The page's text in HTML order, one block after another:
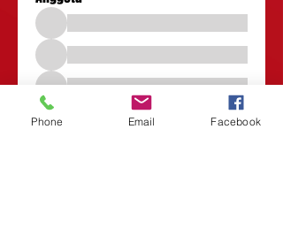
Lihat Semua Anggota (1532)
Phone Email Facebook